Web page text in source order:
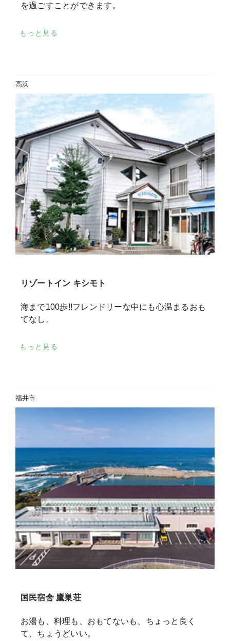
を過ごすことができます。
もっと見る
高浜
リゾートイン キシモト
海まで100歩!!フレンドリーな中にも心温まるおも
てなし。
もっと見る
福井市
国民宿舎 鷹巣荘
お湯も、料理も、おもてないも、ちょっと良く
て、ちょうどいい。